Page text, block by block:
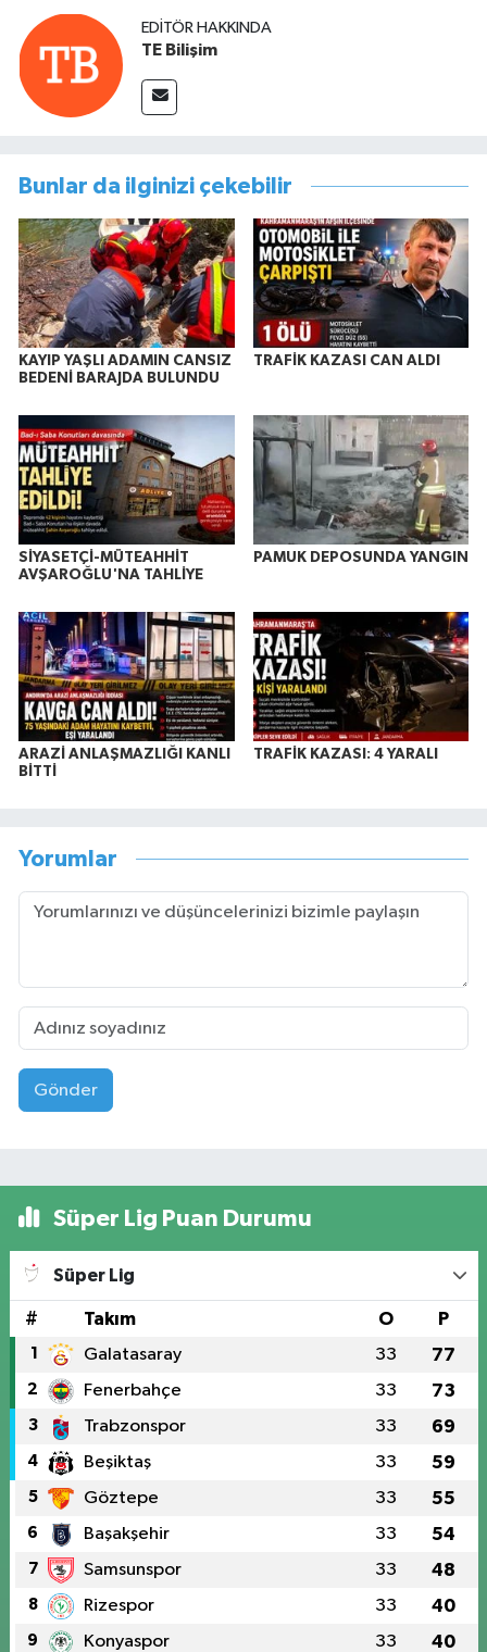
EDITÖR HAKKINDA
TE Bilişim
Bunlar da ilginizi çekebilir
KAYIP YAŞLI ADAMIN CANSIZ
BEDENİ BARAJDA BULUNDU
TRAFİK KAZASI CAN ALDI
SİYASETÇİ-MÜTEAHHİT
AVŞAROĞLU'NA TAHLİYE
PAMUK DEPOSUNDA YANGIN
ARAZİ ANLAŞMAZLIĞI KANLI
BİTTİ
TRAFİK KAZASI: 4 YARALI
Yorumlar
Gönder
Süper Lig Puan Durumu
Süper Lig
# Takım O P
1 Galatasaray 33 77
2 Fenerbahçe 33 73
3 Trabzonspor 33 69
4 Beşiktaş 33 59
5 Göztepe 33 55
6 Başakşehir 33 54
7 Samsunspor 33 48
8 Rizespor 33 40
9 Konyaspor 33 40